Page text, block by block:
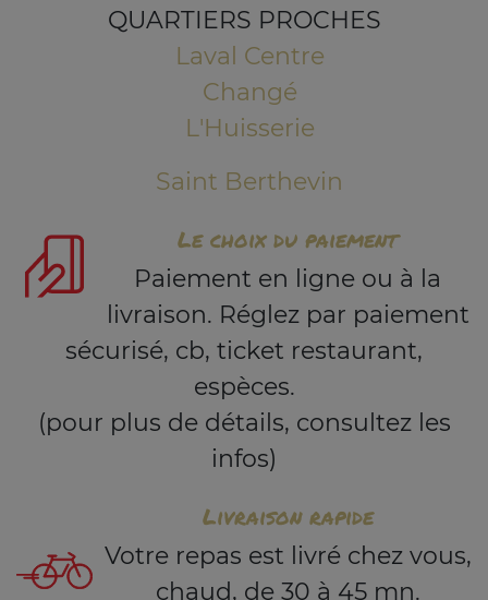
QUARTIERS PROCHES
Laval Centre
Changé
L'Huisserie
Saint Berthevin
Le choix du paiement
Paiement en ligne ou à la
livraison. Réglez par paiement
sécurisé, cb, ticket restaurant,
espèces.
(pour plus de détails, consultez les
infos)
Livraison rapide
Votre repas est livré chez vous,
chaud, de 30 à 45 mn.